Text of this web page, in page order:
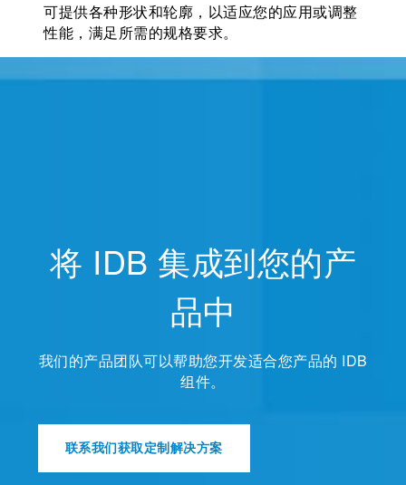
可提供各种形状和轮廓，以适应您的应用或调整
性能，满足所需的规格要求。
将 IDB 集成到您的产
品中
我们的产品团队可以帮助您开发适合您产品的 IDB
组件。
联系我们获取定制解决方案